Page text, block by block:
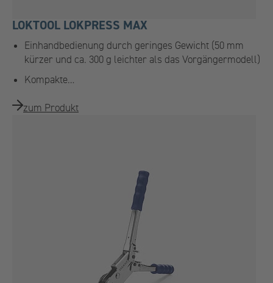
LOKTOOL LOKPRESS MAX
Einhandbedienung durch geringes Gewicht (50 mm
kürzer und ca. 300 g leichter als das Vorgängermodell)
Kompakte…
zum Produkt